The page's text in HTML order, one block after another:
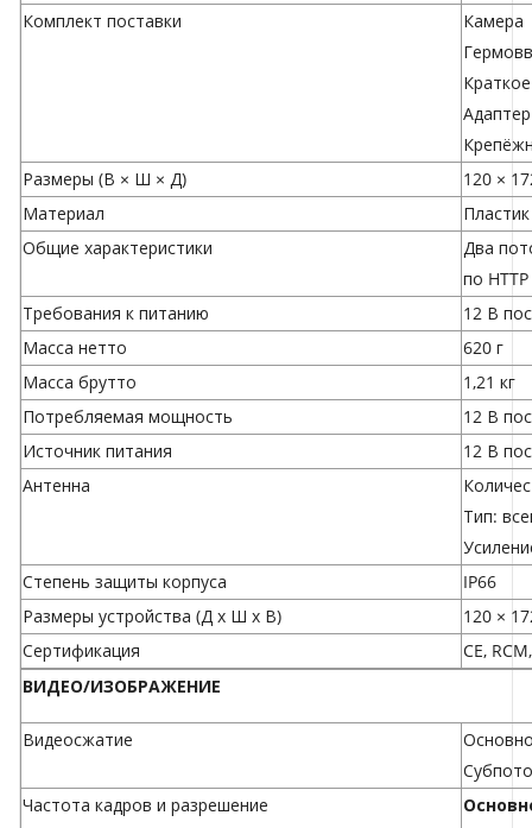
Комплект поставки
Камера
Размеры (В × Ш × Д)
120 ×
Материал
Пластик
Общие характеристики
Два
по HTTP
Требования к питанию
12 В
Масса нетто
620 г
Масса брутто
1,21 кг
Потребляемая мощность
12 В
Источник питания
12 В
Антенна
Тип:
Степень защиты корпуса
IP66
Размеры устройства (Д x Ш x В)
120 ×
Сертификация
CE,
ВИДЕО/ИЗОБРАЖЕНИЕ
Видеосжатие
Частота кадров и разрешение